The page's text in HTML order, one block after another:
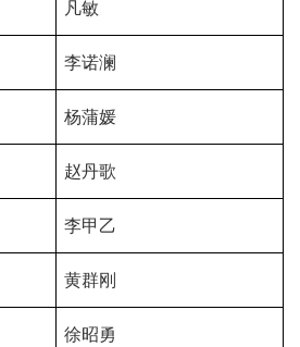
凡敏
李诺澜
杨蒲媛
赵丹歌
李甲乙
黄群刚
徐昭勇